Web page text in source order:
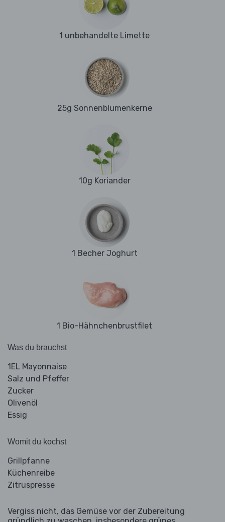
1 unbehandelte Limette
25g Sonnenblumenkerne
10g Koriander
1 Becher Joghurt
1 Bio-Hähnchenbrustfilet
Was du brauchst
1EL Mayonnaise
Salz und Pfeffer
Zucker
Olivenöl
Essig
Womit du kochst
Grillpfanne
Küchenreibe
Zitruspresse
Vergiss nicht, das Gemüse vor der Zubereitung